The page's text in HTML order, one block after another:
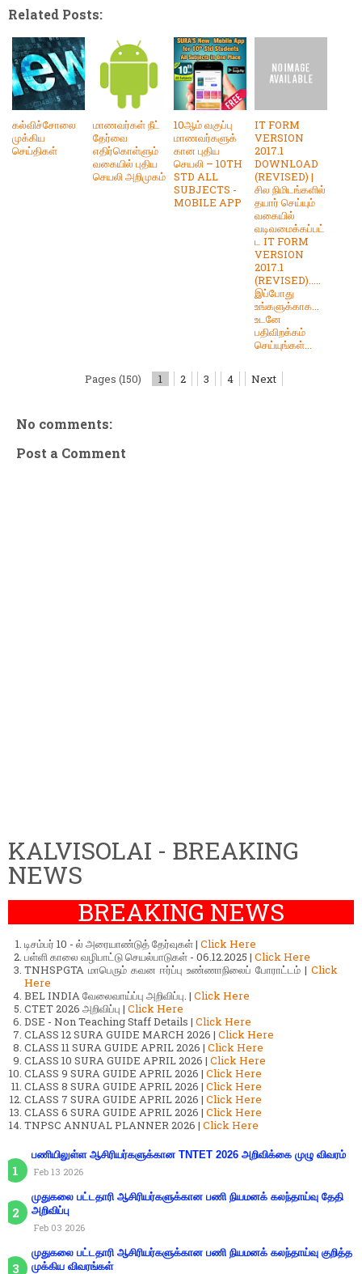
Related Posts:
கல்விச்சோலை
முக்கிய
செய்திகள்
மாணவர்கள் நீட்
தேர்வை
எதிர்கொள்ளும்
வகையில் புதிய
செயலி அறிமுகம்
10ஆம் வகுப்பு
மாணவர்களுக்
கான புதிய
செயலி – 10TH
STD ALL
SUBJECTS -
MOBILE APP
IT FORM
VERSION
2017.1
DOWNLOAD
(REVISED) |
சில நிமிடங்களில்
தயார் செய்யும்
வகையில்
வடிவமைக்கப்பட்
ட IT FORM
VERSION
2017.1
(REVISED).....
இப்போது
உங்களுக்காக...
உடனே
பதிவிறக்கம்
செய்யுங்கள்...
Pages (150) 1 2 3 4 Next
No comments:
Post a Comment
KALVISOLAI - BREAKING
NEWS
BREAKING NEWS
டிசம்பர் 10 - ல் அரையாண்டுத் தேர்வுகள் | Click Here
பள்ளி காலை வழிபாட்டு செயல்பாடுகள் - 06.12.2025 | Click Here
TNHSPGTA மாபெரும் கவன ஈர்ப்பு உண்ணாநிலைப் போராட்டம் | Click
Here
BEL INDIA வேலைவாய்ப்பு அறிவிப்பு. | Click Here
CTET 2026 அறிவிப்பு | Click Here
DSE - Non Teaching Staff Details | Click Here
CLASS 12 SURA GUIDE MARCH 2026 | Click Here
CLASS 11 SURA GUIDE APRIL 2026 | Click Here
CLASS 10 SURA GUIDE APRIL 2026 | Click Here
CLASS 9 SURA GUIDE APRIL 2026 | Click Here
CLASS 8 SURA GUIDE APRIL 2026 | Click Here
CLASS 7 SURA GUIDE APRIL 2026 | Click Here
CLASS 6 SURA GUIDE APRIL 2026 | Click Here
TNPSC ANNUAL PLANNER 2026 | Click Here
பணியிலுள்ள ஆசிரியர்களுக்கான TNTET 2026 அறிவிக்கை முழு விவரம்
Feb 13 2026
முதுகலை பட்டதாரி ஆசிரியர்களுக்கான பணி நியமனக் கலந்தாய்வு தேதி
அறிவிப்பு
Feb 03 2026
முதுகலை பட்டதாரி ஆசிரியர்களுக்கான பணி நியமனக் கலந்தாய்வு குறித்த
முக்கிய விவரங்கள்